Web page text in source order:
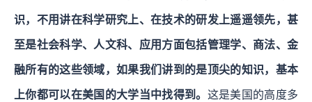
识，不用讲在科学研究上、在技术的研发上遥遥领先，甚
至是社会科学、人文科、应用方面包括管理学、商法、金
融所有的这些领域，如果我们讲到的是顶尖的知识，基本
上你都可以在美国的大学当中找得到。 这是美国的高度多